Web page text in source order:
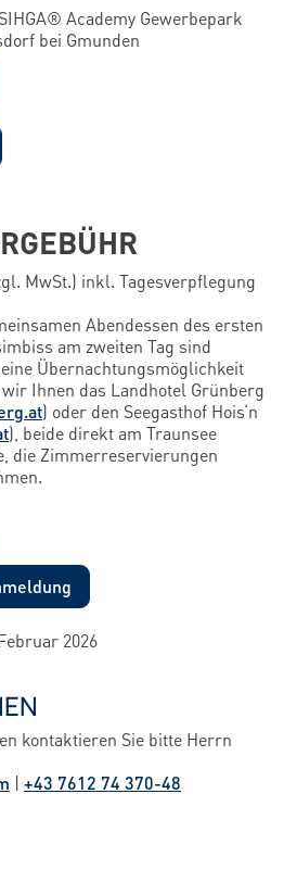
Academy Gewerbepark
bei Gmunden
MwSt.) inkl. Tagesverpflegung
Abendessen des ersten
am zweiten Tag sind
Übernachtungsmöglichkeit
Ihnen das Landhotel Grünberg
) oder den Seegasthof Hois‘n
), beide direkt am Traunsee
die Zimmerreservierungen
2026
kontaktieren Sie bitte Herrn
| +43 7612 74 370-48